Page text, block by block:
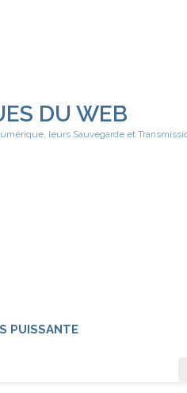
DU WEB
leurs Sauvegarde et
PUISSANTE